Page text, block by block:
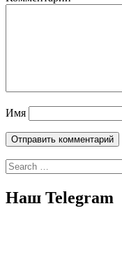
Имя
Search
for:
Наш Telegram